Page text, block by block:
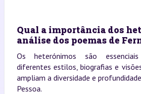
Qual a importância dos
análise dos poemas de
Os heterónimos são
diferentes estilos, biografias e
ampliam a diversidade e
Pessoa.